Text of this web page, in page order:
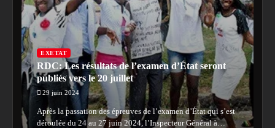
EXETAT
RDC: Les résultats de l’examen d’État seront
publiés vers le 20 juillet
29 juin 2024
Après la passation des épreuves de l’examen d’État qui s’est
déroulée du 24 au 27 juin 2024, l’Inspecteur Général à…